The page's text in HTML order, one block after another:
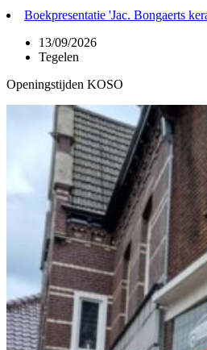
Boekpresentatie 'Jac. Bongaerts
13/09/2026
Tegelen
Openingstijden KOSO